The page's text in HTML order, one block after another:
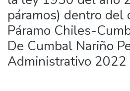
páramos) dentro del
Páramo Chiles-
De Cumbal Nariño
Administrativo 2022